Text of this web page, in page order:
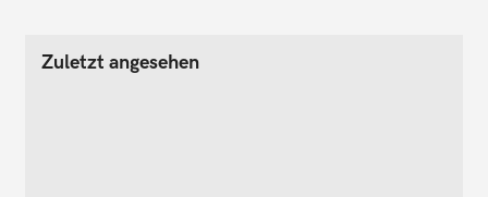
Zuletzt angesehen